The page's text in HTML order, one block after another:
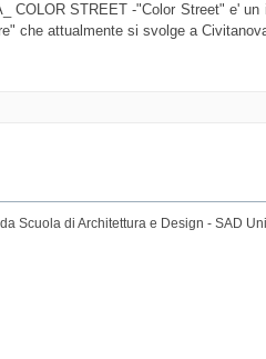
COLOR STREET -"Color Street" e'
che attualmente si svolge a
Scuola di Architettura e Design - SAD